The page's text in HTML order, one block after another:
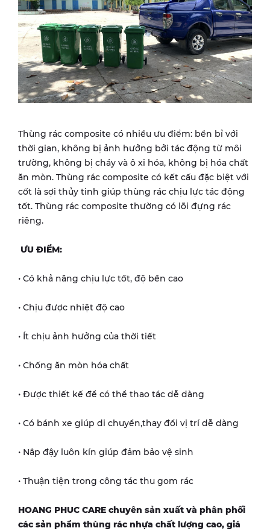
Thùng rác composite có nhiều ưu điểm: bền bỉ với
thời gian, không bị ảnh hưởng bởi tác động từ môi
trường, không bị cháy và ô xi hóa, không bị hóa chất
ăn mòn. Thùng rác composite có kết cấu đặc biệt với
cốt là sợi thủy tinh giúp thùng rác chịu lực tác động
tốt. Thùng rác composite thường có lõi đựng rác
riêng.
ƯU ĐIỂM:
• Có khả năng chịu lực tốt, độ bền cao
• Chịu được nhiệt độ cao
• Ít chịu ảnh hưởng của thời tiết
• Chống ăn mòn hóa chất
• Được thiết kế để có thể thao tác dễ dàng
• Có bánh xe giúp di chuyển,thay đổi vị trí dễ dàng
• Nắp đậy luôn kín giúp đảm bảo vệ sinh
• Thuận tiện trong công tác thu gom rác
HOANG PHUC CARE chuyên sản xuất và phân phối
các sản phẩm thùng rác nhựa chất lượng cao, giá